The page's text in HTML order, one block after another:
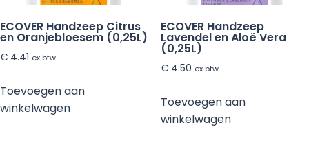
ECOVER Handzeep Citrus
en Oranjebloesem (0,25L)
€ 4.41 ex btw
Toevoegen aan
winkelwagen
ECOVER Handzeep
Lavendel en Aloë Vera
(0,25L)
€4.50 ex btw
Toevoegen aan
winkelwagen